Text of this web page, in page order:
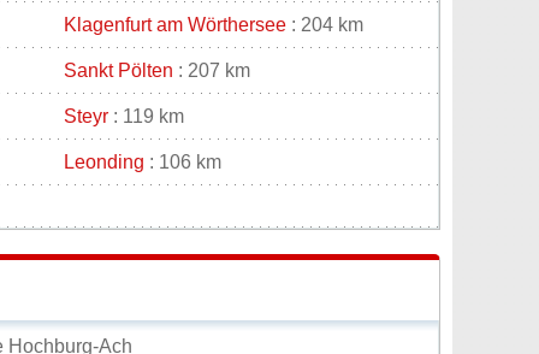
Klagenfurt am Wörthersee : 204 km
Sankt Pölten : 207 km
Steyr : 119 km
Leonding : 106 km
Hochburg-Ach